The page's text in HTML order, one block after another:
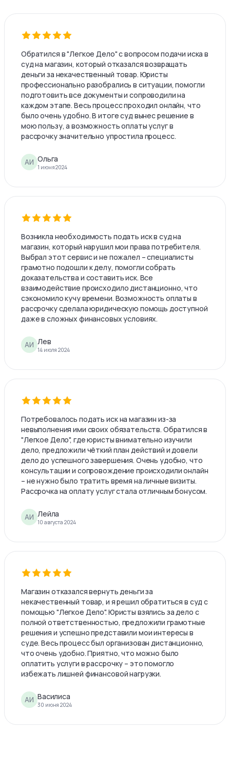
Обратился в "Легкое Дело" с вопросом подачи иска в
суд на магазин, который отказался возвращать
деньги за некачественный товар. Юристы
профессионально разобрались в ситуации, помогли
подготовить все документы и сопроводили на
каждом этапе. Весь процесс проходил онлайн, что
было очень удобно. В итоге суд вынес решение в
мою пользу, а возможность оплаты услуг в
рассрочку значительно упростила процесс.
АИ Ольга
1 июня 2024
Возникла необходимость подать иск в суд на
магазин, который нарушил мои права потребителя.
Выбрал этот сервис и не пожалел – специалисты
грамотно подошли к делу, помогли собрать
доказательства и составить иск. Все
взаимодействие происходило дистанционно, что
сэкономило кучу времени. Возможность оплаты в
рассрочку сделала юридическую помощь доступной
даже в сложных финансовых условиях.
АИ Лев
14 июля 2024
Потребовалось подать иск на магазин из-за
невыполнения ими своих обязательств. Обратился в
"Легкое Дело", где юристы внимательно изучили
дело, предложили чёткий план действий и довели
дело до успешного завершения. Очень удобно, что
консультации и сопровождение происходили онлайн
– не нужно было тратить время на личные визиты.
Рассрочка на оплату услуг стала отличным бонусом.
АИ Лейла
10 августа 2024
Магазин отказался вернуть деньги за
некачественный товар, и я решил обратиться в суд с
помощью "Легкое Дело". Юристы взялись за дело с
полной ответственностью, предложили грамотные
решения и успешно представили мои интересы в
суде. Весь процесс был организован дистанционно,
что очень удобно. Приятно, что можно было
оплатить услуги в рассрочку – это помогло
избежать лишней финансовой нагрузки.
АИ Василиса
30 июня 2024